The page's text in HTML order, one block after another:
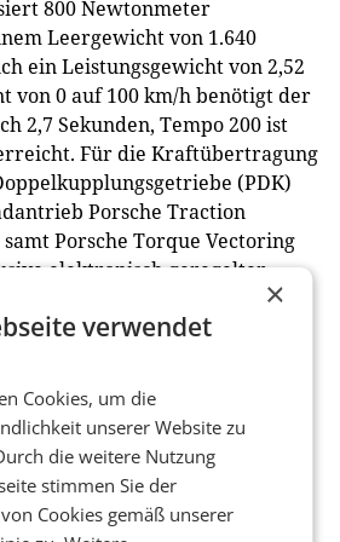
800 Newtonmeter
Leergewicht von 1.640
ein Leistungsgewicht von 2,52
von 0 auf 100 km/h benötigt der
2,7 Sekunden, Tempo 200 ist
Für die Kraftübertragung
(PDK)
Porsche Traction
Porsche Torque Vectoring
elektronisch geregelter
mit vollvariabler
Serienmäßig ist eine
schwarzen Endrohren verbaut.
Management (PASM)
Tieferlegung um 10
an der Vorderachse
Serienumfang wie
Hauptscheinwerfer
Light System Plus. Die
×
verwendet
Cookies, um die
unserer Website zu
die weitere Nutzung
stimmen Sie der
Cookies gemäß unserer